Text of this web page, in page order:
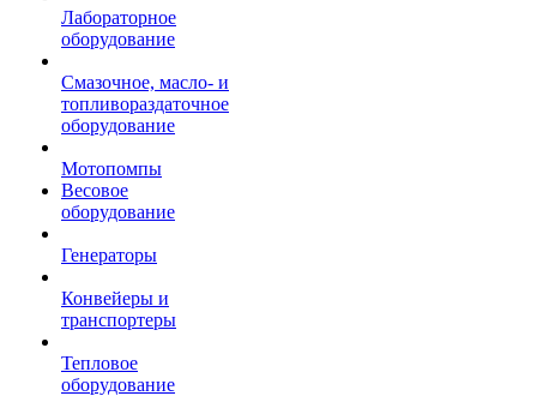
Лабораторное
оборудование
Смазочное, масло- и
топливораздаточное
оборудование
Мотопомпы
Весовое
оборудование
Генераторы
Конвейеры и
транспортеры
Тепловое
оборудование